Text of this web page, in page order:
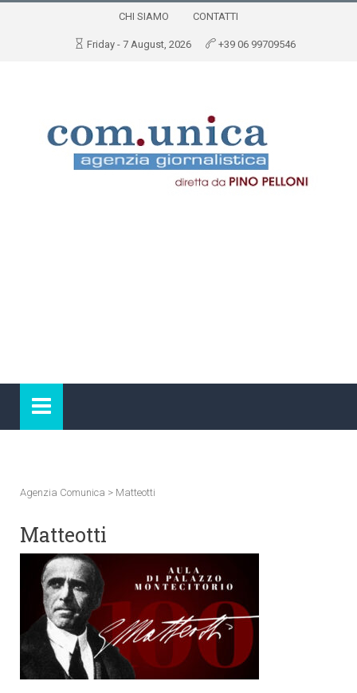
CHI SIAMO CONTATTI
Friday - 7 August, 2026 +39 06 99709546
Agenzia Comunica > Matteotti
Matteotti